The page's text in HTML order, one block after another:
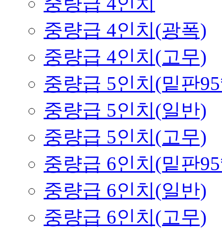
중량급 4인치(광폭)
중량급 4인치(고무)
중량급 5인치(밑판
중량급 5인치(일반)
중량급 5인치(고무)
중량급 6인치(밑판
중량급 6인치(일반)
중량급 6인치(고무)